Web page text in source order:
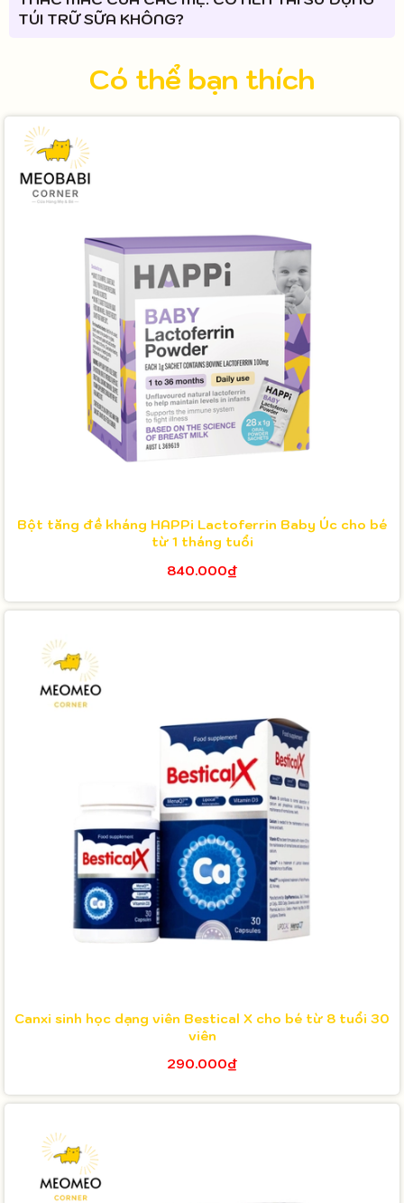
TÚI TRỮ SỮA KHÔNG?
Có thể bạn thích
Bột tăng đề kháng HAPPi Lactoferrin Baby Úc cho bé
từ 1 tháng tuổi
840.000₫
Canxi sinh học dạng viên Bestical X cho bé từ 8 tuổi 30
viên
290.000₫